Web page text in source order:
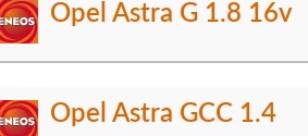
Opel Astra G 1.8 16v
Opel Astra GCC 1.4